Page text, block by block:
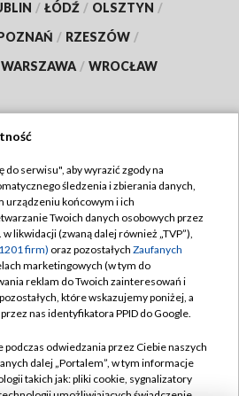
/ ŁÓDŹ / OLSZTYN /
/ RZESZÓW /
WARSZAWA / WROCŁAW
TVP
Regulamin TVP
prywatności
Moje zgody
Pomoc
Kontakt
serwisu", aby wyrazić zgody na
śledzenia i zbierania danych,
urządzeniu końcowym i ich
Twoich danych osobowych przez
likwidacji (zwaną dalej również „TVP”),
firm) oraz pozostałych Zaufanych
marketingowych (w tym do
reklam do Twoich zainteresowań i
które wskazujemy poniżej, a
nas identyfikatora PPID do Google.
odwiedzania przez Ciebie naszych
dalej „Portalem”, w tym informacje
takich jak: pliki cookie, sygnalizatory